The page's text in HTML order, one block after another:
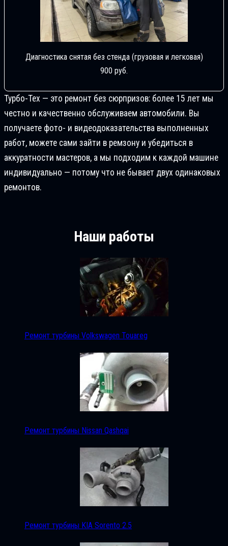
Диагностика снятая без стенда (грузовая и легковая)
900 руб.
Турбо-Тех — это ремонт без сюрпризов: более 15 лет мы
честно и качественно обслуживаем автомобили. Вы
получаете фото- и видеодоказательства выполненных
работ, можете сами зайти в ремзону и убедиться в
аккуратности мастеров, а мы подходим к каждой машине
индивидуально — потому что не бывает двух одинаковых
ремонтов.
Наши работы
Ремонт турбины Volkswagen Touareg
Ремонт турбины Nissan Qashqai
Ремонт турбины KIA Sorento 2.5